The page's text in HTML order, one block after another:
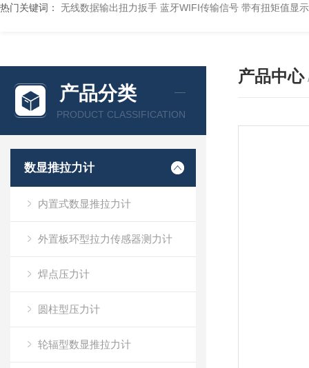
热门关键词： 无线数据输出扭力扳手 蓝牙WIFI传输信号 带有扭矩值显
产品分类
PRODUCT CLASSIFICATION
数显推拉力计
内置式数显推拉力计
外置板环型拉力传感器测力计
焊点压力计
圆柱型压力计
轮辐型数显推拉力计
产品中心